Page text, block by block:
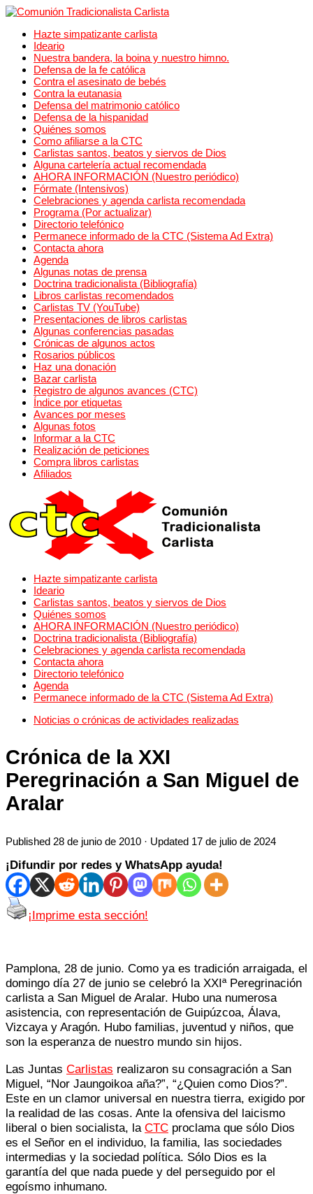
Hazte simpatizante carlista
Ideario
Nuestra bandera, la boina y nuestro himno.
Defensa de la fe católica
Contra el asesinato de bebés
Contra la eutanasia
Defensa del matrimonio católico
Defensa de la hispanidad
Quiénes somos
Como afiliarse a la CTC
Carlistas santos, beatos y siervos de Dios
Alguna cartelería actual recomendada
AHORA INFORMACIÓN (Nuestro periódico)
Fórmate (Intensivos)
Celebraciones y agenda carlista recomendada
Programa (Por actualizar)
Directorio telefónico
Permanece informado de la CTC (Sistema Ad Extra)
Contacta ahora
Agenda
Algunas notas de prensa
Doctrina tradicionalista (Bibliografía)
Libros carlistas recomendados
Carlistas TV (YouTube)
Presentaciones de libros carlistas
Algunas conferencias pasadas
Crónicas de algunos actos
Rosarios públicos
Haz una donación
Bazar carlista
Registro de algunos avances (CTC)
Índice por etiquetas
Avances por meses
Algunas fotos
Informar a la CTC
Realización de peticiones
Compra libros carlistas
Afiliados
Hazte simpatizante carlista
Ideario
Carlistas santos, beatos y siervos de Dios
Quiénes somos
AHORA INFORMACIÓN (Nuestro periódico)
Doctrina tradicionalista (Bibliografía)
Celebraciones y agenda carlista recomendada
Contacta ahora
Directorio telefónico
Agenda
Permanece informado de la CTC (Sistema Ad Extra)
Noticias o crónicas de actividades realizadas
Crónica de la XXI
Peregrinación a San Miguel de
Aralar
Published 28 de junio de 2010 · Updated 17 de julio de 2024
¡Difundir por redes y WhatsApp ayuda!
¡Imprime esta sección!
Pamplona, 28 de junio. Como ya es tradición arraigada, el
domingo día 27 de junio se celebró la XXIª Peregrinación
carlista a San Miguel de Aralar. Hubo una numerosa
asistencia, con representación de Guipúzcoa, Álava,
Vizcaya y Aragón. Hubo familias, juventud y niños, que
son la esperanza de nuestro mundo sin hijos.
Las Juntas Carlistas realizaron su consagración a San
Miguel, “Nor Jaungoikoa aña?”, “¿Quien como Dios?”.
Este en un clamor universal en nuestra tierra, exigido por
la realidad de las cosas. Ante la ofensiva del laicismo
liberal o bien socialista, la CTC proclama que sólo Dios
es el Señor en el individuo, la familia, las sociedades
intermedias y la sociedad política. Sólo Dios es la
garantía del que nada puede y del perseguido por el
egoísmo inhumano.